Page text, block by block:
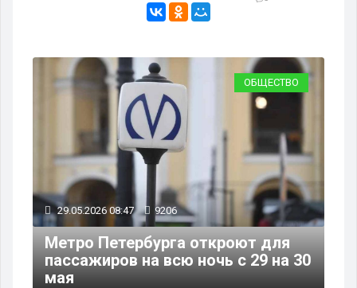
ОБЩЕСТВО
29.05.2026 08:47 9206
Метро Петербурга откроют для
пассажиров на всю ночь с 29 на 30
мая